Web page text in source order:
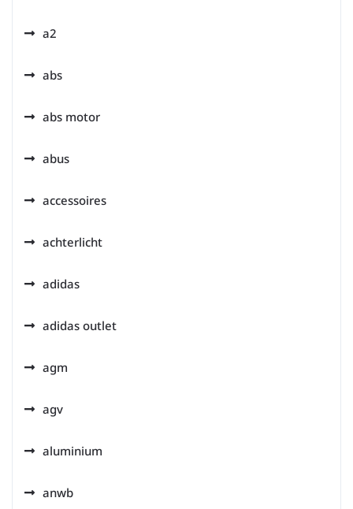
a2
abs
abs motor
abus
accessoires
achterlicht
adidas
adidas outlet
agm
agv
aluminium
anwb